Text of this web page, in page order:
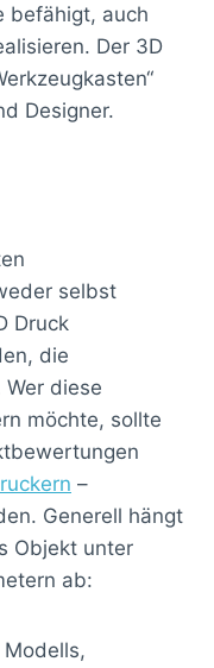
befähigt, auch
Der 3D
Designer.
selbst
Druck
die
diese
möchte, sollte
–
Generell hängt
Objekt unter
ab: